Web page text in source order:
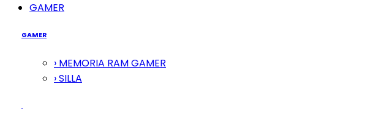
GAMER
GAMER
› MEMORIA RAM GAMER
› SILLA